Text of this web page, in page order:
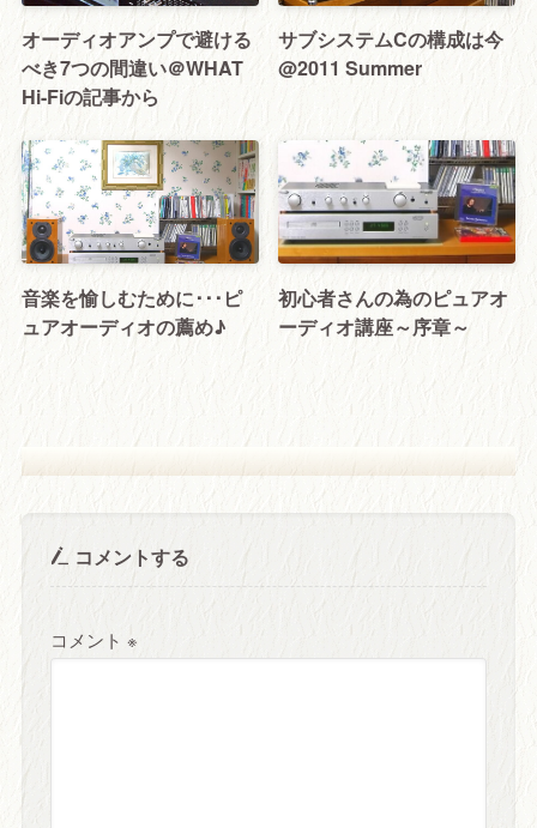
オーディオアンプで避ける
べき7つの間違い＠WHAT
Hi-Fiの記事から
サブシステムCの構成は今
@2011 Summer
音楽を愉しむために･･･ピ
ュアオーディオの薦め♪
初心者さんの為のピュアオ
ーディオ講座～序章～
コメントする
コメント※